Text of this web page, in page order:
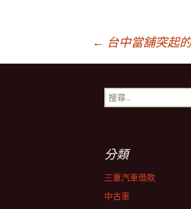
← 台中當舖突起
搜
尋
分類
三重汽車借款
中古車